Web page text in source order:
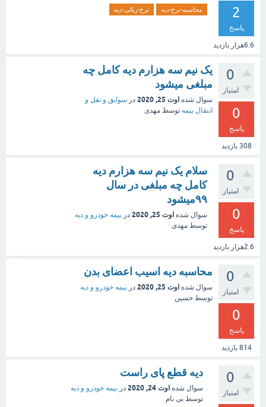
2
پاسخ
6.6هزار بازدید
محاسبه-نرخ-دیه نرخ-ریالی-دیه
0
امتیاز
0
پاسخ
308 بازدید
یک نیم سه هزارم دیه کامل چه
مبلغی میشود
سوال شده اوت 25, 2020 در سوابق و نقل و
انتقال بیمه‌ توسط مهدی
0
امتیاز
0
پاسخ
2.6هزار بازدید
سلام یک نیم سه هزارم دیه
کامل چه مبلغی در سال
۹۹میشود
سوال شده اوت 25, 2020 در بیمه خودرو و دیه
توسط مهدی
0
امتیاز
0
پاسخ
814 بازدید
محاسبه دیه اسیب اعضای بدن
سوال شده اوت 25, 2020 در بیمه خودرو و دیه
توسط حسین
0
امتیاز
دیه قطع پای راست
سوال شده اوت 24, 2020 در بیمه خودرو و دیه
توسط بی نام